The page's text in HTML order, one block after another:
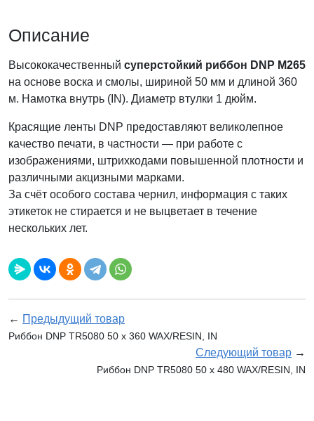
Описание
Высококачественный суперстойкий риббон DNP M265
на основе воска и смолы, шириной 50 мм и длиной 360
м. Намотка внутрь (IN). Диаметр втулки 1 дюйм.
Красящие ленты DNP предоставляют великолепное
качество печати, в частности — при работе с
изображениями, штрихкодами повышенной плотности и
различными акцизными марками.
За счёт особого состава чернил, информация с таких
этикеток не стирается и не выцветает в течение
нескольких лет.
← Предыдущий товар
Риббон DNP TR5080 50 х 360 WAX/RESIN, IN
Следующий товар →
Риббон DNP TR5080 50 х 480 WAX/RESIN, IN